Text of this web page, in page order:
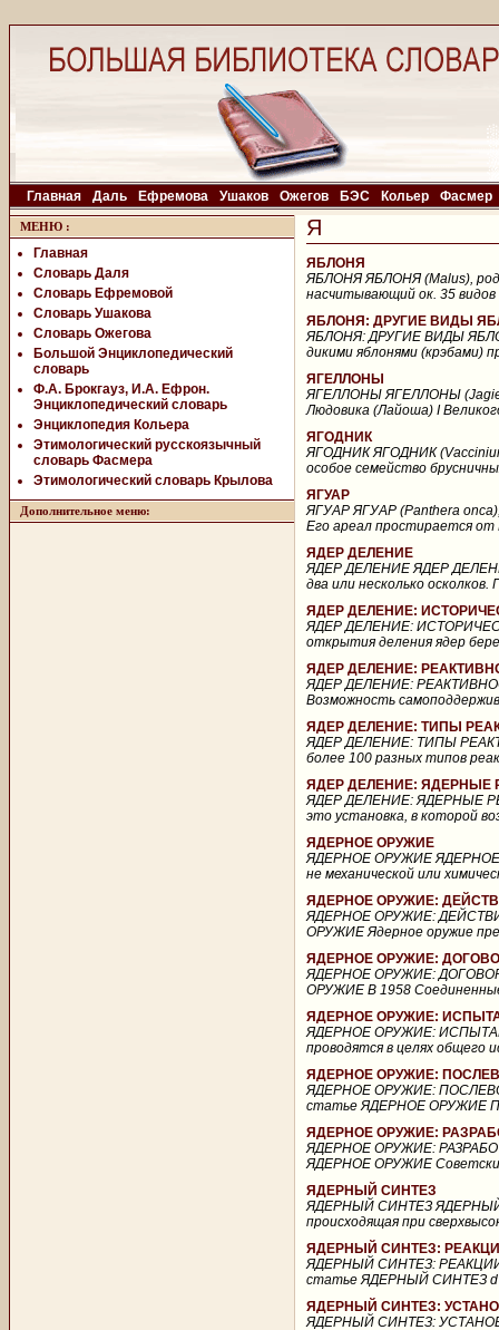
Главная Даль Ефремова Ушаков Ожегов БЭС Кольер Фасмер
МЕНЮ :
Главная
Словарь Даля
Словарь Ефремовой
Словарь Ушакова
Словарь Ожегова
Большой Энциклопедический
словарь
Ф.А. Брокгауз, И.А. Ефрон.
Энциклопедический словарь
Энциклопедия Кольера
Этимологический русскоязычный
словарь Фасмера
Этимологический словарь Крылова
Дополнительное меню:
Я
ЯБЛОНЯ
ЯБЛОНЯ ЯБЛОНЯ (Malus), род
насчитывающий ок. 35
ЯБЛОНЯ: ДРУГИЕ ВИДЫ
ЯБЛОНЯ: ДРУГИЕ ВИДЫ
дикими яблонями (крэбами)
ЯГЕЛЛОНЫ
ЯГЕЛЛОНЫ ЯГЕЛЛОНЫ
Людовика (Лайоша) I
ЯГОДНИК
ЯГОДНИК ЯГОДНИК
особое семейство
ЯГУАР
ЯГУАР ЯГУАР (Panthera
Его ареал простирается
ЯДЕР ДЕЛЕНИЕ
ЯДЕР ДЕЛЕНИЕ ЯДЕР
два или несколько
ЯДЕР ДЕЛЕНИЕ:
ЯДЕР ДЕЛЕНИЕ:
открытия деления ядер
ЯДЕР ДЕЛЕНИЕ:
ЯДЕР ДЕЛЕНИЕ:
Возможность
ЯДЕР ДЕЛЕНИЕ: ТИПЫ
ЯДЕР ДЕЛЕНИЕ: ТИПЫ
более 100 разных типов
ЯДЕР ДЕЛЕНИЕ: ЯДЕРНЫЕ
ЯДЕР ДЕЛЕНИЕ: ЯДЕРНЫЕ
это установка, в которой
ЯДЕРНОЕ ОРУЖИЕ
ЯДЕРНОЕ ОРУЖИЕ ЯДЕРНОЕ
не механической или
ЯДЕРНОЕ ОРУЖИЕ:
ЯДЕРНОЕ ОРУЖИЕ:
ОРУЖИЕ Ядерное оружие
ЯДЕРНОЕ ОРУЖИЕ:
ЯДЕРНОЕ ОРУЖИЕ:
ОРУЖИЕ В 1958
ЯДЕРНОЕ ОРУЖИЕ:
ЯДЕРНОЕ ОРУЖИЕ:
проводятся в целях общего
ЯДЕРНОЕ ОРУЖИЕ:
ЯДЕРНОЕ ОРУЖИЕ:
статье ЯДЕРНОЕ ОРУЖИЕ
ЯДЕРНОЕ ОРУЖИЕ:
ЯДЕРНОЕ ОРУЖИЕ:
ЯДЕРНОЕ ОРУЖИЕ Советский
ЯДЕРНЫЙ СИНТЕЗ
ЯДЕРНЫЙ СИНТЕЗ ЯДЕРНЫЙ
происходящая при
ЯДЕРНЫЙ СИНТЕЗ:
ЯДЕРНЫЙ СИНТЕЗ:
статье ЯДЕРНЫЙ СИНТЕЗ d +
ЯДЕРНЫЙ СИНТЕЗ:
ЯДЕРНЫЙ СИНТЕЗ: